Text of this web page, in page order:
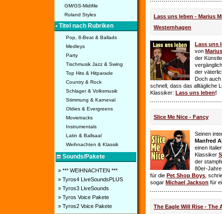
GM/GS-Midifile
Roland Styles
• Titel nach Rubriken
Pop, 8-Beat & Ballads
Medleys
Party
Tischmusik Jazz & Swing
Top Hits & Hitparade
Country & Rock
Schlager & Volksmusik
Stimmung & Karneval
Oldies & Evergreens
Movietracks
Instrumentals
Latin & Ballsaal
Weihnachten & Klassik
Sounds/Pakete
» *** WEIHNACHTEN ***
» Tyros4 LiveSoundsPLUS
» Tyros3 LiveSounds
» Tyros Voice Pakete
» Tyros2 Voice Pakete
Lass uns leben - Marius
Westernhagen
Lass uns
von
der
der
Doch auch
schnell, dass das alltägliche
Klassiker: Lass uns leben!
Slice Me Nice - Fancy
Seinen
Manfred
einen
Klassiker
der
80er-
für die Pet Shop Boys ,
sogar Michael Jackson für
The Eagle Will Rise - The